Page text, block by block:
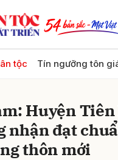
tộc Tín ngưỡng tôn
Huyện
nhận đạt
thôn mới